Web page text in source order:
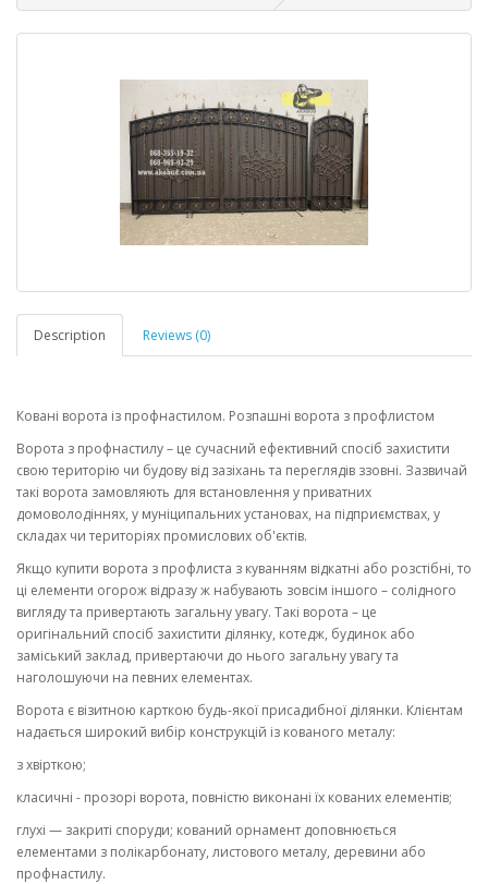
Description Reviews (0)
Ковані ворота із профнастилом. Розпашні ворота з профлистом
Ворота з профнастилу – це сучасний ефективний спосіб захистити
свою територію чи будову від зазіхань та переглядів ззовні. Зазвичай
такі ворота замовляють для встановлення у приватних
домоволодіннях, у муніципальних установах, на підприємствах, у
складах чи територіях промислових об'єктів.
Якщо купити ворота з профлиста з куванням відкатні або розстібні, то
ці елементи огорож відразу ж набувають зовсім іншого – солідного
вигляду та привертають загальну увагу. Такі ворота – це
оригінальний спосіб захистити ділянку, котедж, будинок або
заміський заклад, привертаючи до нього загальну увагу та
наголошуючи на певних елементах.
Ворота є візитною карткою будь-якої присадибної ділянки. Клієнтам
надається широкий вибір конструкцій із кованого металу:
з хвірткою;
класичні - прозорі ворота, повністю виконані їх кованих елементів;
глухі — закриті споруди; кований орнамент доповнюється
елементами з полікарбонату, листового металу, деревини або
профнастилу.